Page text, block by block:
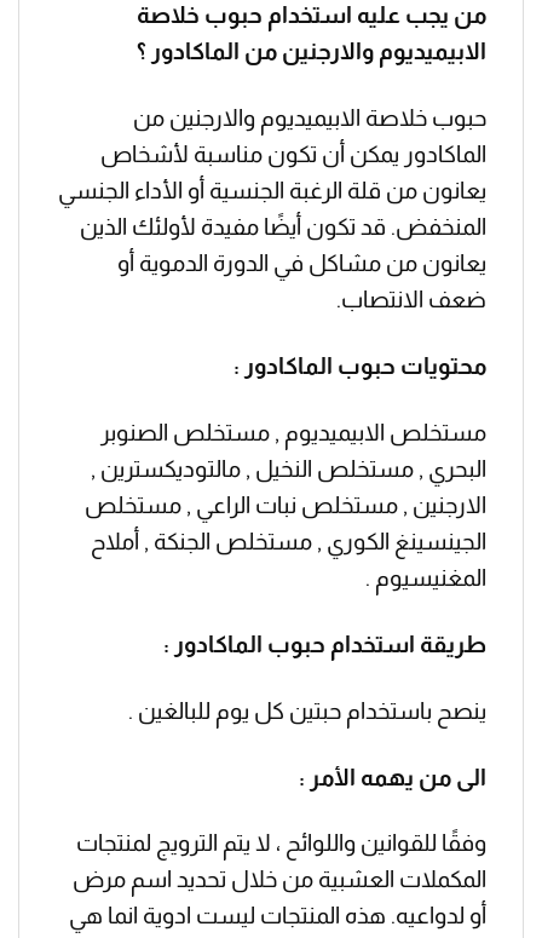
من يجب عليه استخدام حبوب خلاصة
الابيميديوم والارجنين من الماكادور ؟
حبوب خلاصة الابيميديوم والارجنين من
الماكادور يمكن أن تكون مناسبة لأشخاص
يعانون من قلة الرغبة الجنسية أو الأداء الجنسي
المنخفض. قد تكون أيضًا مفيدة لأولئك الذين
يعانون من مشاكل في الدورة الدموية أو
ضعف الانتصاب.
محتويات حبوب الماكادور :
مستخلص الابيميديوم , مستخلص الصنوبر
البحري , مستخلص النخيل , مالتوديكسترين ,
الارجنين , مستخلص نبات الراعي , مستخلص
الجينسينغ الكوري , مستخلص الجنكة , أملاح
المغنيسيوم .
طريقة استخدام حبوب الماكادور :
ينصح باستخدام حبتين كل يوم للبالغين .
الى من يهمه الأمر :
وفقًا للقوانين واللوائح ، لا يتم الترويج لمنتجات
المكملات العشبية من خلال تحديد اسم مرض
أو لدواعيه. هذه المنتجات ليست ادوية انما هي